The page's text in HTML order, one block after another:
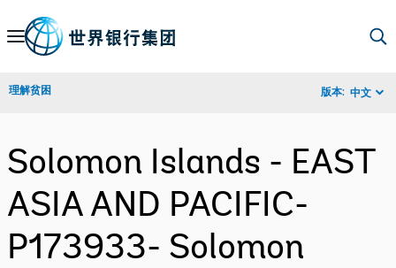
Skip
Navigation
理解贫困 版本: 中文
Solomon Islands - EAST
ASIA AND PACIFIC-
P173933- Solomon